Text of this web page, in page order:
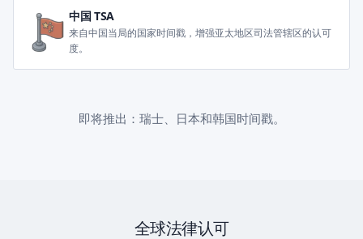
中国 TSA
来自中国当局的国家时间戳，增强亚太地区司法管辖区的认可
度。
即将推出：瑞士、日本和韩国时间戳。
全球法律认可